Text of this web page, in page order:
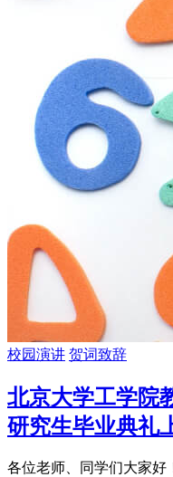
校园演讲 贺词致辞
北京大学工学院
研究生毕业典礼
各位老师、同学们大家好